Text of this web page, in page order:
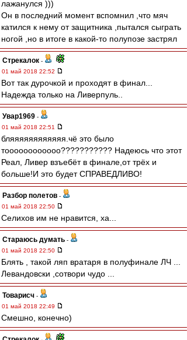
лажанулся )))
Он в последний момент вспомнил ,что мяч
катился к нему от защитника ,пытался сыграть
ногой ,но в итоге в какой-то полупозе застрял
Стрекалок -
01 май 2018 22:52
Вот так дурочкой и проходят в финал...
Надежда только на Ливерпуль..
Увар1969 -
01 май 2018 22:51
бляяяяяяяяяяяя.чё это было
тоооооооооооо??????????? Надеюсь что этот
Реал, Ливер взъебёт в финале,от трёх и
больше!И это будет СПРАВЕДЛИВО!
Разбор полетов -
01 май 2018 22:50
Селихов им не нравится, ха...
Стараюсь думать -
01 май 2018 22:50
Блять , такой ляп вратаря в полуфинале ЛЧ ...
Левандовски ,сотвори чудо ...
Товарисч -
01 май 2018 22:49
Смешно, конечно)